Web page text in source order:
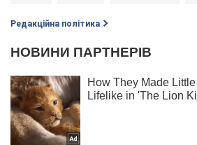
Редакційна політика